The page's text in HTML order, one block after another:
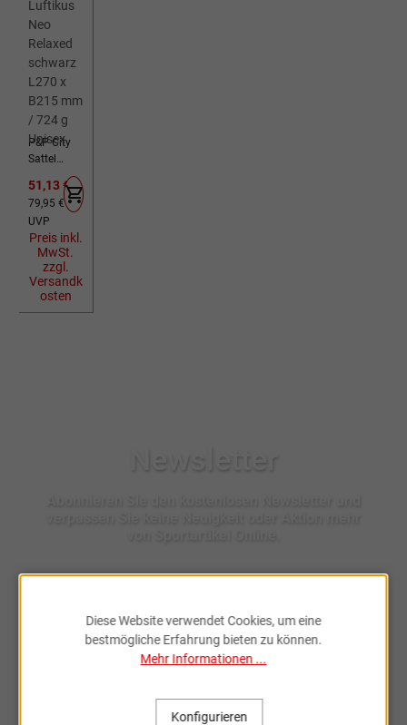
P&P City
Sattel
Neo
Relaxed
schwarz
L270 x
B215 mm
/ 724 g
Unisex
Verkaufspreis:
51,13 €
Regulärer Preis:
79,95 €
UVP
Preis inkl.
MwSt.
zzgl.
Versandk
osten
genommen.
Diese Website verwendet Cookies, um eine
bestmögliche Erfahrung bieten zu können.
Mehr Informationen ...
Konfigurieren